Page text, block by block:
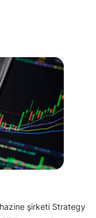
şirketi Strategy